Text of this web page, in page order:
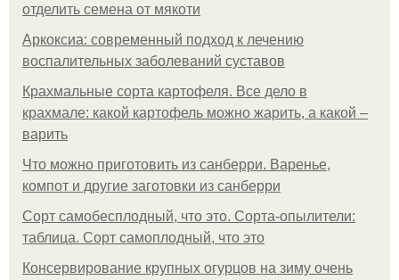
отделить семена от мякоти
Аркоксиа: современный подход к лечению
воспалительных заболеваний суставов
Крахмальные сорта картофеля. Все дело в
крахмале: какой картофель можно жарить, а какой –
варить
Что можно приготовить из санберри. Варенье,
компот и другие заготовки из санберри
Сорт самобесплодный, что это. Сорта-опылители:
таблица. Сорт самоплодный, что это
Консервирование крупных огурцов на зиму очень